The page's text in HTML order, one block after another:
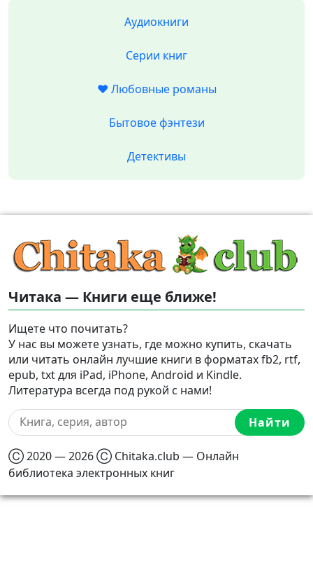
Аудиокниги
Серии книг
❤️ Любовные романы
Бытовое фэнтези
Детективы
Читака — Книги еще ближе!
Ищете что почитать?
У нас вы можете узнать, где можно купить, скачать
или читать онлайн лучшие книги в форматах fb2, rtf,
epub, txt для iPad, iPhone, Android и Kindle.
Литература всегда под рукой с нами!
Найти
Ⓒ 2020 — 2026 Ⓒ Chitaka.club — Онлайн
библиотека электронных книг